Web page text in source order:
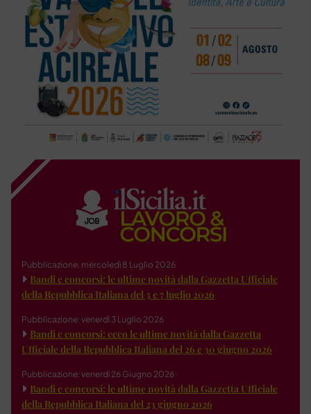
Pubblicazione: mercoledì 8 Luglio 2026
Bandi e concorsi: le ultime novità dalla Gazzetta Ufficiale
della Repubblica Italiana del 3 e 7 luglio 2026
Pubblicazione: venerdì 3 Luglio 2026
Bandi e concorsi: ecco le ultime novità dalla Gazzetta
Ufficiale della Repubblica Italiana del 26 e 30 giugno 2026
Pubblicazione: venerdì 26 Giugno 2026
Bandi e concorsi: le ultime novità dalla Gazzetta Ufficiale
della Repubblica Italiana del 23 giugno 2026